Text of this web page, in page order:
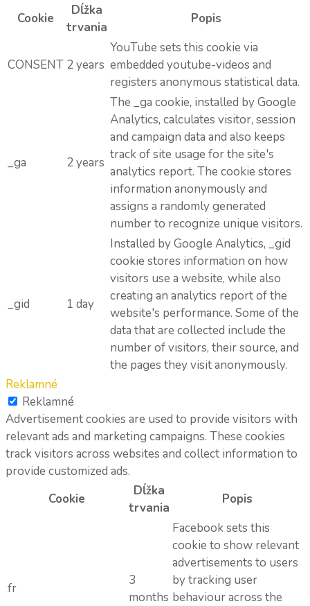
Cookie
Dĺžka
trvania
Popis
CONSENT 2 years
YouTube sets this cookie via
embedded youtube-videos and
registers anonymous statistical data.
_ga 2 years
The _ga cookie, installed by Google
Analytics, calculates visitor, session
and campaign data and also keeps
track of site usage for the site's
analytics report. The cookie stores
information anonymously and
assigns a randomly generated
number to recognize unique visitors.
_gid 1 day
Installed by Google Analytics, _gid
cookie stores information on how
visitors use a website, while also
creating an analytics report of the
website's performance. Some of the
data that are collected include the
number of visitors, their source, and
the pages they visit anonymously.
Reklamné
Reklamné
Advertisement cookies are used to provide visitors with
relevant ads and marketing campaigns. These cookies
track visitors across websites and collect information to
provide customized ads.
Cookie
Dĺžka
trvania
Popis
fr
3
months
Facebook sets this
cookie to show relevant
advertisements to users
by tracking user
behaviour across the